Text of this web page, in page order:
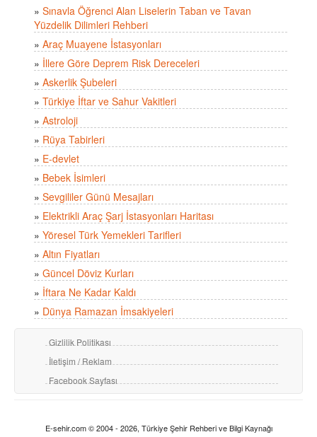
» Sınavla Öğrenci Alan Liselerin Taban ve Tavan
Yüzdelik Dilimleri Rehberi
» Araç Muayene İstasyonları
» İllere Göre Deprem Risk Dereceleri
» Askerlik Şubeleri
» Türkiye İftar ve Sahur Vakitleri
» Astroloji
» Rüya Tabirleri
» E-devlet
» Bebek İsimleri
» Sevgililer Günü Mesajları
» Elektrikli Araç Şarj İstasyonları Haritası
» Yöresel Türk Yemekleri Tarifleri
» Altın Fiyatları
» Güncel Döviz Kurları
» İftara Ne Kadar Kaldı
» Dünya Ramazan İmsakiyeleri
Gizlilik Politikası
İletişim / Reklam
Facebook Sayfası
E-sehir.com © 2004 - 2026, Türkiye Şehir Rehberi ve Bilgi Kaynağı